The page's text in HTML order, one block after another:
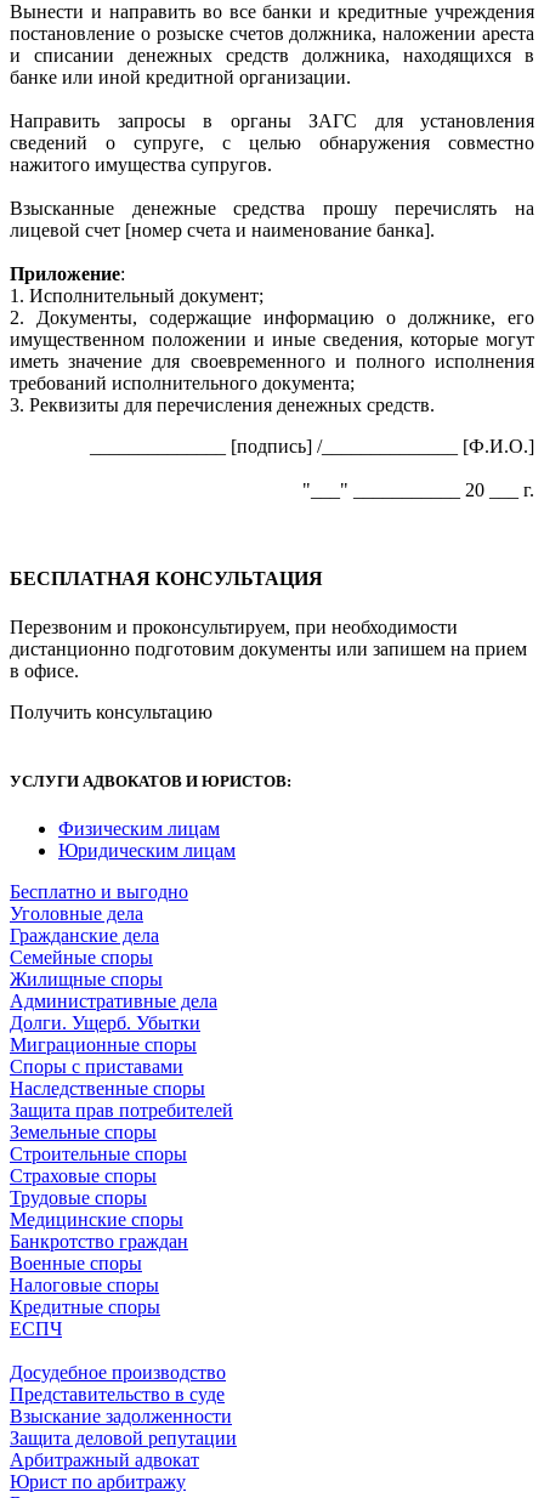
Вынести и направить во все банки и кредитные учреждения
постановление о розыске счетов должника, наложении ареста
и списании денежных средств должника, находящихся в
банке или иной кредитной организации.
Направить запросы в органы ЗАГС для установления
сведений о супруге, с целью обнаружения совместно
нажитого имущества супругов.
Взысканные денежные средства прошу перечислять на
лицевой счет [номер счета и наименование банка].
Приложение:
1. Исполнительный документ;
2. Документы, содержащие информацию о должнике, его
имущественном положении и иные сведения, которые могут
иметь значение для своевременного и полного исполнения
требований исполнительного документа;
3. Реквизиты для перечисления денежных средств.
______________ [подпись] /______________ [Ф.И.О.]
"___" ___________ 20 ___ г.
БЕСПЛАТНАЯ КОНСУЛЬТАЦИЯ
Перезвоним и проконсультируем, при необходимости
дистанционно подготовим документы или запишем на прием
в офисе.
Получить консультацию
УСЛУГИ АДВОКАТОВ И ЮРИСТОВ:
Физическим лицам
Юридическим лицам
Бесплатно и выгодно
Уголовные дела
Гражданские дела
Семейные споры
Жилищные споры
Административные дела
Долги. Ущерб. Убытки
Миграционные споры
Споры с приставами
Наследственные споры
Защита прав потребителей
Земельные споры
Строительные споры
Страховые споры
Трудовые споры
Медицинские споры
Банкротство граждан
Военные споры
Налоговые споры
Кредитные споры
ЕСПЧ
Досудебное производство
Представительство в суде
Взыскание задолженности
Защита деловой репутации
Арбитражный адвокат
Юрист по арбитражу